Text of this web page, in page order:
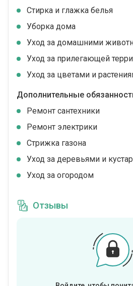
Стирка и глажка белья
Уборка дома
Уход за домашними
Уход за прилегающей
Уход за цветами и
Дополнительные
Ремонт сантехники
Ремонт электрики
Стрижка газона
Уход за деревьями и
Уход за огородом
Отзывы